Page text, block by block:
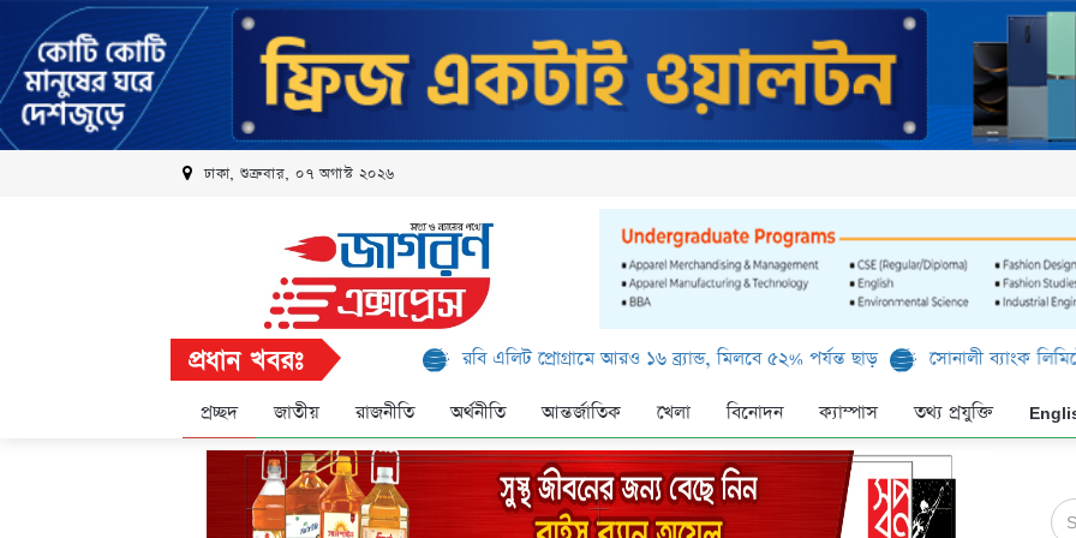
ঢাকা, শুক্রবার, ০৭ অগাস্ট ২০২৬
প্রধান খবরঃ রবি এলিট প্রোগ্রামে আরও ১৬ ব্র্যান্ড, মিলবে ৫২% পর্যন্ত ছাড় সোনালী ব্যাংক লিমিটেড-এর
প্রচ্ছদ জাতীয় রাজনীতি অর্থনীতি আন্তর্জাতিক খেলা বিনোদন ক্যাম্পাস তথ্য প্রযুক্তি